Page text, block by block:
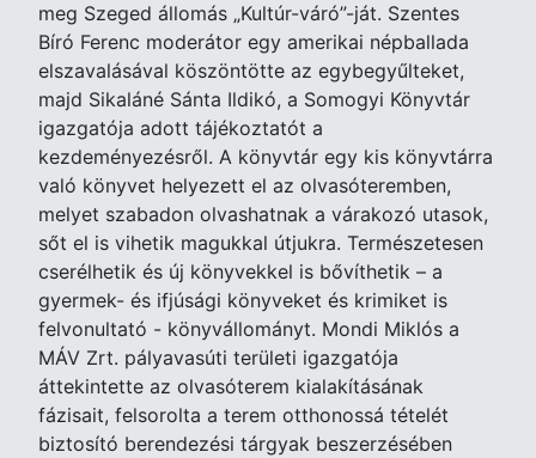
meg Szeged állomás „Kultúr-váró”-ját. Szentes
Bíró Ferenc moderátor egy amerikai népballada
elszavalásával köszöntötte az egybegyűlteket,
majd Sikaláné Sánta Ildikó, a Somogyi Könyvtár
igazgatója adott tájékoztatót a
kezdeményezésről. A könyvtár egy kis könyvtárra
való könyvet helyezett el az olvasóteremben,
melyet szabadon olvashatnak a várakozó utasok,
sőt el is vihetik magukkal útjukra. Természetesen
cserélhetik és új könyvekkel is bővíthetik – a
gyermek- és ifjúsági könyveket és krimiket is
felvonultató - könyvállományt. Mondi Miklós a
MÁV Zrt. pályavasúti területi igazgatója
áttekintette az olvasóterem kialakításának
fázisait, felsorolta a terem otthonossá tételét
biztosító berendezési tárgyak beszerzésében